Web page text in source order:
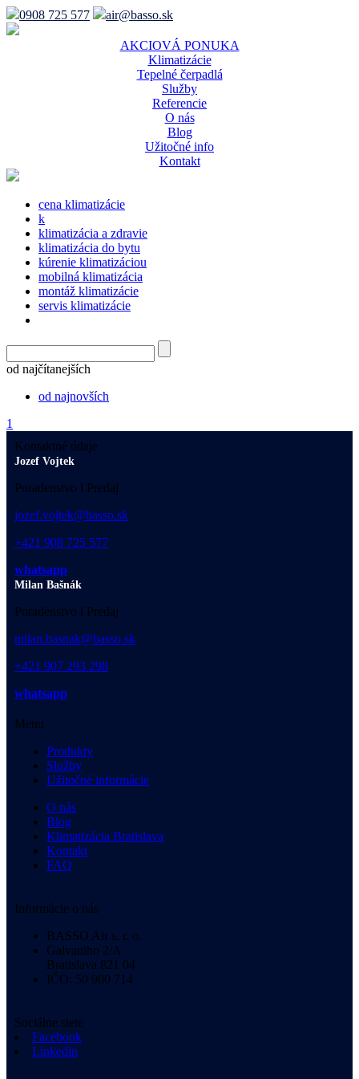
0908 725 577 air@basso.sk
AKCIOVÁ PONUKA
Klimatizácie
Tepelné čerpadlá
Služby
Referencie
O nás
Blog
Užitočné info
Kontakt
cena klimatizácie
k
klimatizácia a zdravie
klimatizácia do bytu
kúrenie klimatizáciou
mobilná klimatizácia
montáž klimatizácie
servis klimatizácie
od najčítanejších
od najnovších
1
Kontaktné údaje
Jozef Vojtek
Poradenstvo l Predaj
jozef.vojtek@basso.sk
+421 908 725 577
whatsapp
Milan Bašnák
Poradenstvo l Predaj
milan.basnak@basso.sk
+421 907 293 298
whatsapp
Menu
Produkty
Služby
Užitočné informácie
O nás
Blog
Klimatizácia Bratislava
Kontakt
FAQ
Informácie o nás
BASSO Air s. r. o.
Galvaniho 2/A
Bratislava 821 04
IČO: 50 900 714
Sociálne siete
Facebook
Linkedin